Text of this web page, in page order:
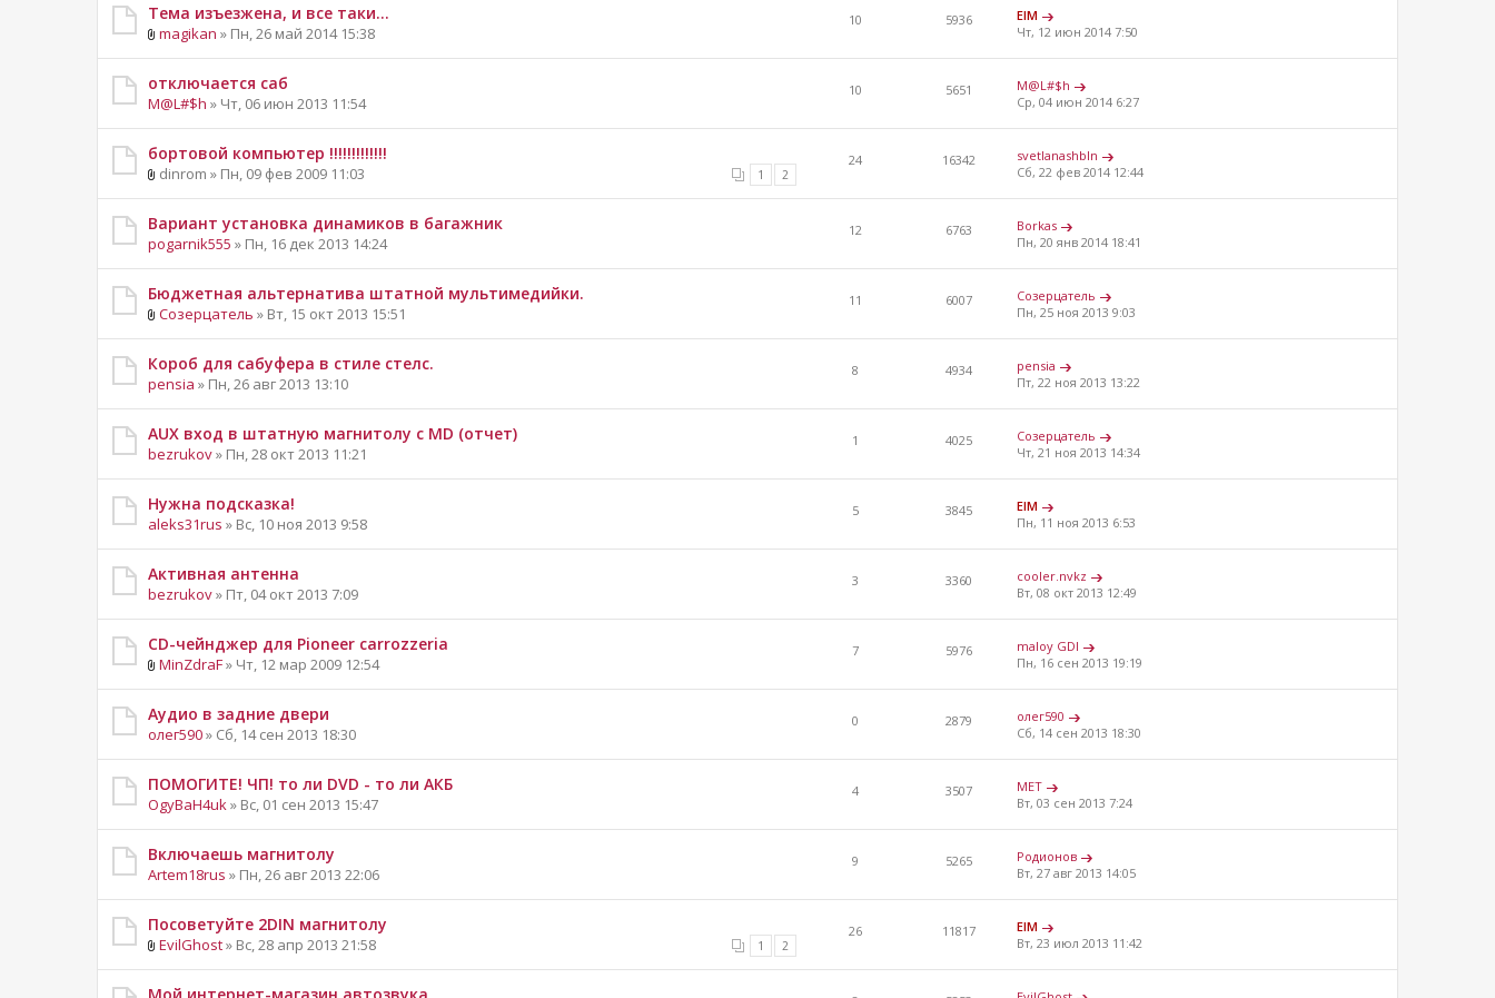
Тема изъезжена, и все таки...
magikan » Пн, 26 май 2014 15:38
10 5936
ElM
Чт, 12 июн 2014 7:50
отключается саб
M@L#$h » Чт, 06 июн 2013 11:54
10 5651
M@L#$h
Ср, 04 июн 2014 6:27
бортовой компьютер !!!!!!!!!!!!!
1 2
dinrom » Пн, 09 фев 2009 11:03
24 16342
svetlanashbln
Сб, 22 фев 2014 12:44
Вариант установка динамиков в багажник
pogarnik555 » Пн, 16 дек 2013 14:24
12 6763
Borkas
Пн, 20 янв 2014 18:41
Бюджетная альтернатива штатной мультимедийки.
Созерцатель » Вт, 15 окт 2013 15:51
11 6007
Созерцатель
Пн, 25 ноя 2013 9:03
Короб для сабуфера в стиле стелс.
pensia » Пн, 26 авг 2013 13:10
8 4934
pensia
Пт, 22 ноя 2013 13:22
AUX вход в штатную магнитолу с MD (отчет)
bezrukov» Пн, 28 окт 2013 11:21
1 4025
Созерцатель
Чт, 21 ноя 2013 14:34
Нужна подсказка!
aleks31rus » Вс, 10 ноя 2013 9:58
5 3845
ElM
Пн, 11 ноя 2013 6:53
Активная антенна
bezrukov» Пт, 04 окт 2013 7:09
3 3360
cooler.nvkz
Вт, 08 окт 2013 12:49
CD-чейнджер для Pioneer carrozzeria
MinZdraF» Чт, 12 мар 2009 12:54
7 5976
maloy GDI
Пн, 16 сен 2013 19:19
Аудио в задние двери
олег590» Сб, 14 сен 2013 18:30
0 2879
олег590
Сб, 14 сен 2013 18:30
ПОМОГИТЕ! ЧП! то ли DVD - то ли АКБ
OgyBaH4uk » Вс, 01 сен 2013 15:47
4 3507
MET
Вт, 03 сен 2013 7:24
Включаешь магнитолу
Artem18rus » Пн, 26 авг 2013 22:06
9 5265
Родионов
Вт, 27 авг 2013 14:05
Посоветуйте 2DIN магнитолу
1 2
EvilGhost» Вс, 28 апр 2013 21:58
26 11817
ElM
Вт, 23 июл 2013 11:42
Мой интернет-магазин автозвука